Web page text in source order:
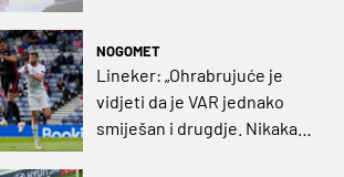
NOGOMET
Lineker: „Ohrabrujuće je
vidjeti da je VAR jednako
smiješan i drugdje. Nikakav